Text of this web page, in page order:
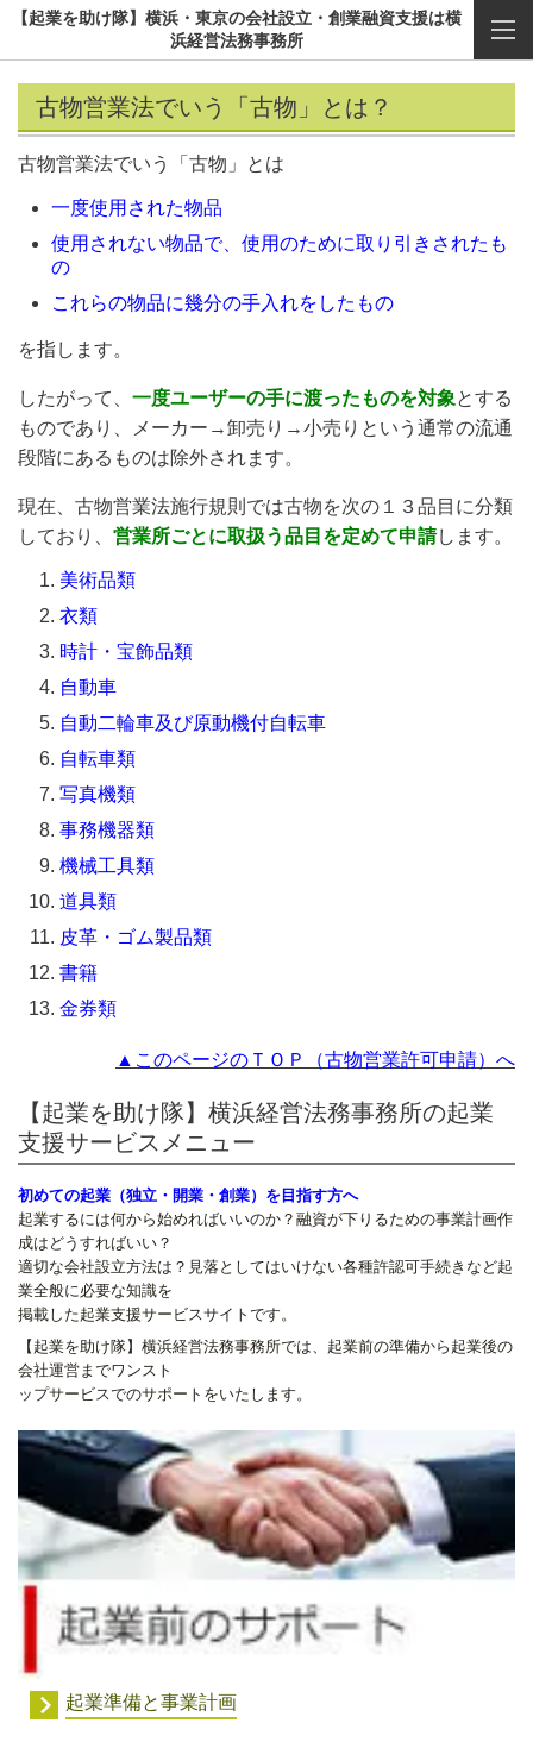
【起業を助け隊】横浜・東京の会社設立・創業融資支援は横
浜経営法務事務所
古物営業法でいう「古物」とは？
古物営業法でいう「古物」とは
一度使用された物品
使用されない物品で、使用のために取り引きされたも
の
これらの物品に幾分の手入れをしたもの
を指します。
したがって、 一度ユーザーの手に渡ったものを対象とする
ものであり、メーカー→卸売り→小売りという通常の流通
段階にあるものは除外されます。
現在、古物営業法施行規則では古物を次の１３品目に分類
しており、 営業所ごとに取扱う品目を定めて申請します。
美術品類
衣類
時計・宝飾品類
自動車
自動二輪車及び原動機付自転車
自転車類
写真機類
事務機器類
機械工具類
道具類
皮革・ゴム製品類
書籍
金券類
▲このページのＴＯＰ（古物営業許可申請）へ
【起業を助け隊】横浜経営法務事務所の起業
支援サービスメニュー
初めての起業（独立・開業・創業）を目指す方へ
起業するには何から始めればいいのか？融資が下りるための事業計画作
成はどうすればいい？
適切な会社設立方法は？見落としてはいけない各種許認可手続きなど起
業全般に必要な知識を
掲載した起業支援サービスサイトです。
【起業を助け隊】横浜経営法務事務所では、起業前の準備から起業後の
会社運営までワンスト
ップサービスでのサポートをいたします。
起業準備と事業計画